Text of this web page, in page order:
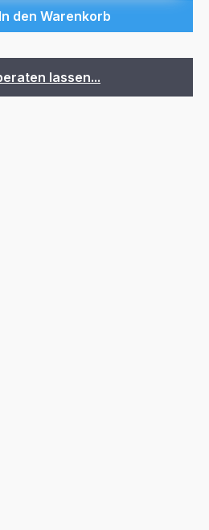
gewünschten Wert
In den Warenkorb
lassen...